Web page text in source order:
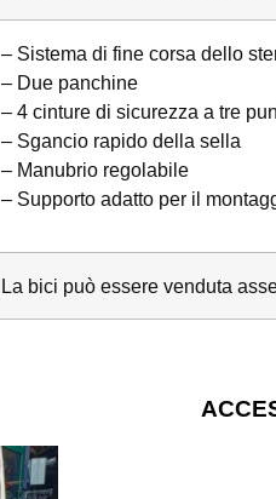
– Sistema di fine corsa dello
– Due panchine
– 4 cinture di sicurezza a tre
– Sgancio rapido della sella
– Manubrio regolabile
– Supporto adatto per il
La bici può essere venduta